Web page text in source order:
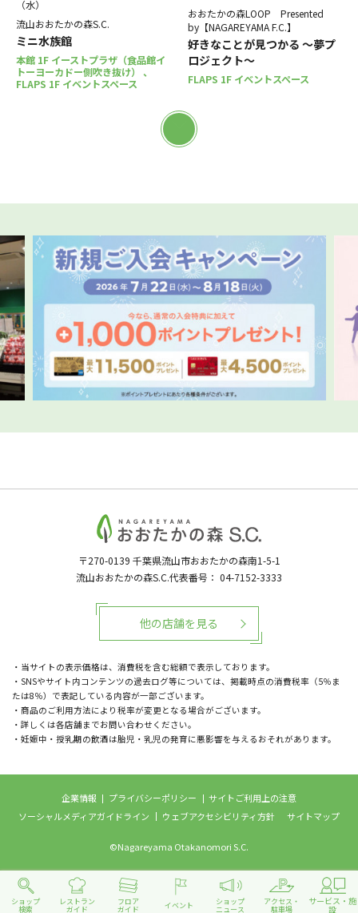
ショップ
検索
レストラン
ガイド
フロア
ガイド イベント ショップ
ニュース
アクセス・
駐車場
サービス・施
設
（水）
流山おおたかの森S.C.
ミニ水族館
本館 1F イーストプラザ（食品館イ
トーヨーカドー側吹き抜け） 、
FLAPS 1F イベントスペース
おおたかの森LOOP Presented
by【NAGAREYAMA F.C.】
好きなことが見つかる ～夢プ
ロジェクト～
FLAPS 1F イベントスペース
〒270-0139 千葉県流山市おおたかの森南1-5-1
流山おおたかの森S.C.代表番号： 04-7152-3333
・当サイトの表示価格は、消費税を含む総額で表示しております。
・SNSやサイト内コンテンツの過去ログ等については、掲載時点の消費税率（5％ま
たは8％）で表記している内容が一部ございます。
・商品のご利用方法により税率が変更となる場合がございます。
・詳しくは各店舗までお問い合わせください。
・妊娠中・授乳期の飲酒は胎児・乳児の発育に悪影響を与えるおそれがあります。
他の店舗を見る
企業情報 プライバシーポリシー
サイトご利用上の注意
ソーシャルメディアガイドライン
ウェブアクセシビリティ方針 サイトマップ
©Nagareyama Otakanomori S.C.